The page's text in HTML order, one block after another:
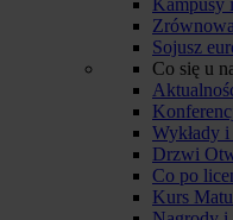
Sojusz
Co się u
Wykłady
Drzwi
Co po
Kurs